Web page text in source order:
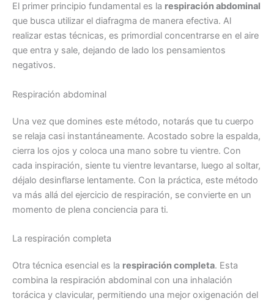
El primer principio fundamental es la respiración abdominal
que busca utilizar el diafragma de manera efectiva. Al
realizar estas técnicas, es primordial concentrarse en el aire
que entra y sale, dejando de lado los pensamientos
negativos.
Respiración abdominal
Una vez que domines este método, notarás que tu cuerpo
se relaja casi instantáneamente. Acostado sobre la espalda,
cierra los ojos y coloca una mano sobre tu vientre. Con
cada inspiración, siente tu vientre levantarse, luego al soltar,
déjalo desinflarse lentamente. Con la práctica, este método
va más allá del ejercicio de respiración, se convierte en un
momento de plena conciencia para ti.
La respiración completa
Otra técnica esencial es la respiración completa. Esta
combina la respiración abdominal con una inhalación
torácica y clavicular, permitiendo una mejor oxigenación del